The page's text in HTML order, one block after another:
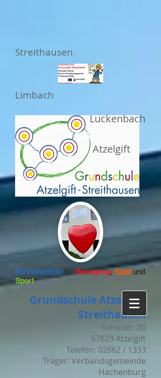
Streithausen
Limbach
Luckenbach
Atzelgift
Partnerschulefür Bewegung,Spiel und
Sport
Grundschule Atzelgift-
Streithausen
Schulstr. 20
57629 Atzelgift
Telefon: 02662 / 1333
Träger: Verbandsgemeinde
Hachenburg